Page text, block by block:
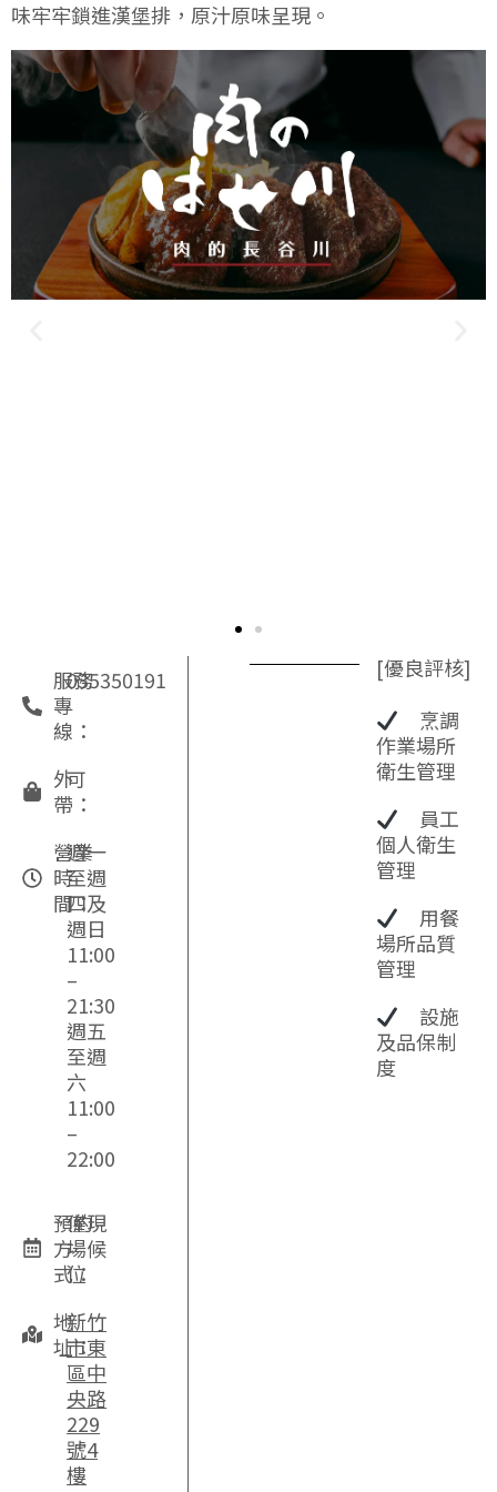
味牢牢鎖進漢堡排，原汁原味呈現。
服務
專
線：
035350191
外
帶：
可
營業
時
間：
週一
至週
四及
週日
11:00
–
21:30
週五
至週
六
11:00
–
22:00
預約
方
式：
僅現
場候
位
地
址：
新竹
市東
區中
央路
229
號4
樓
[優良評核]
烹調
作業場所
衛生管理
員工
個人衛生
管理
用餐
場所品質
管理
設施
及品保制
度